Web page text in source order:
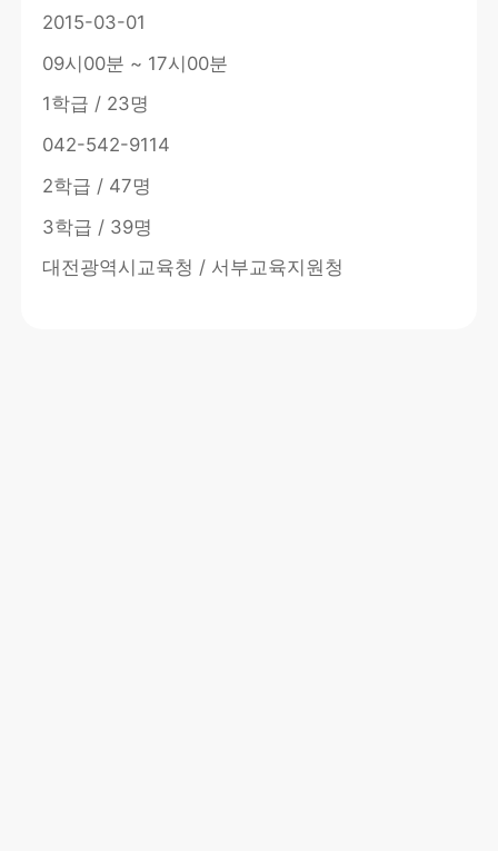
2015-03-01
09시00분 ~ 17시00분
1학급 / 23명
042-542-9114
2학급 / 47명
3학급 / 39명
대전광역시교육청 / 서부교육지원청